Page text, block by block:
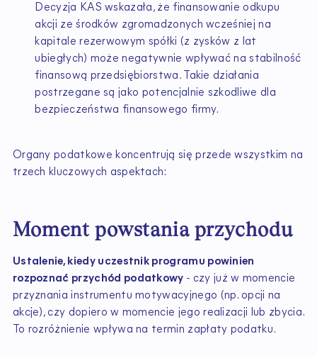
Decyzja KAS wskazała, że finansowanie odkupu
akcji ze środków zgromadzonych wcześniej na
kapitale rezerwowym spółki (z zysków z lat
ubiegłych) może negatywnie wpływać na stabilność
finansową przedsiębiorstwa. Takie działania
postrzegane są jako potencjalnie szkodliwe dla
bezpieczeństwa finansowego firmy.
Organy podatkowe koncentrują się przede wszystkim na
trzech kluczowych aspektach:
Moment powstania przychodu
Ustalenie, kiedy uczestnik programu powinien
rozpoznać przychód podatkowy - czy już w momencie
przyznania instrumentu motywacyjnego (np. opcji na
akcje), czy dopiero w momencie jego realizacji lub zbycia.
To rozróżnienie wpływa na termin zapłaty podatku.